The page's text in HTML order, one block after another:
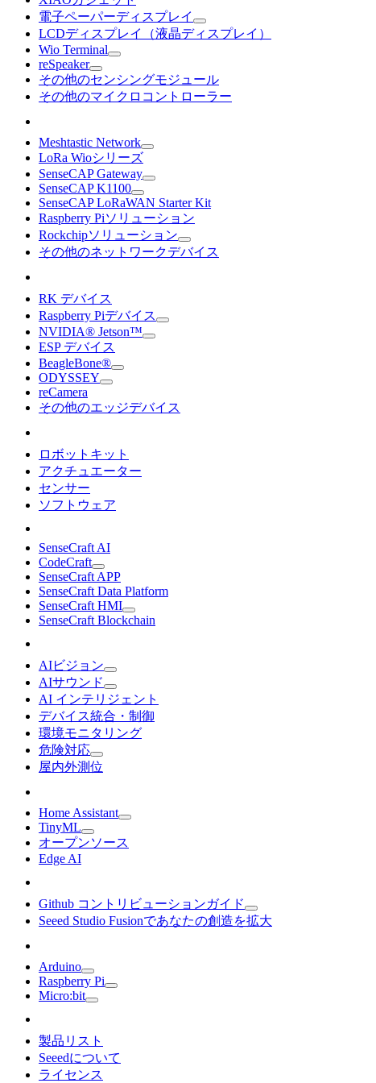
電子ペーパーディスプレイ
LCDディスプレイ（液晶ディスプレイ）
Wio Terminal
reSpeaker
その他のセンシングモジュール
その他のマイクロコントローラー
Meshtastic Network
LoRa Wioシリーズ
SenseCAP Gateway
SenseCAP K1100
SenseCAP LoRaWAN Starter Kit
Raspberry Piソリューション
Rockchipソリューション
その他のネットワークデバイス
RK デバイス
Raspberry Piデバイス
NVIDIA® Jetson™
ESP デバイス
BeagleBone®
ODYSSEY
reCamera
その他のエッジデバイス
ロボットキット
アクチュエーター
センサー
ソフトウェア
SenseCraft AI
CodeCraft
SenseCraft APP
SenseCraft Data Platform
SenseCraft HMI
SenseCraft Blockchain
AIビジョン
AIサウンド
AI インテリジェント
デバイス統合・制御
環境モニタリング
危険対応
屋内外測位
Home Assistant
TinyML
オープンソース
Edge AI
Github コントリビューションガイド
Seeed Studio Fusionであなたの創造を拡大
Arduino
Raspberry Pi
Micro:bit
製品リスト
Seeedについて
ライセンス